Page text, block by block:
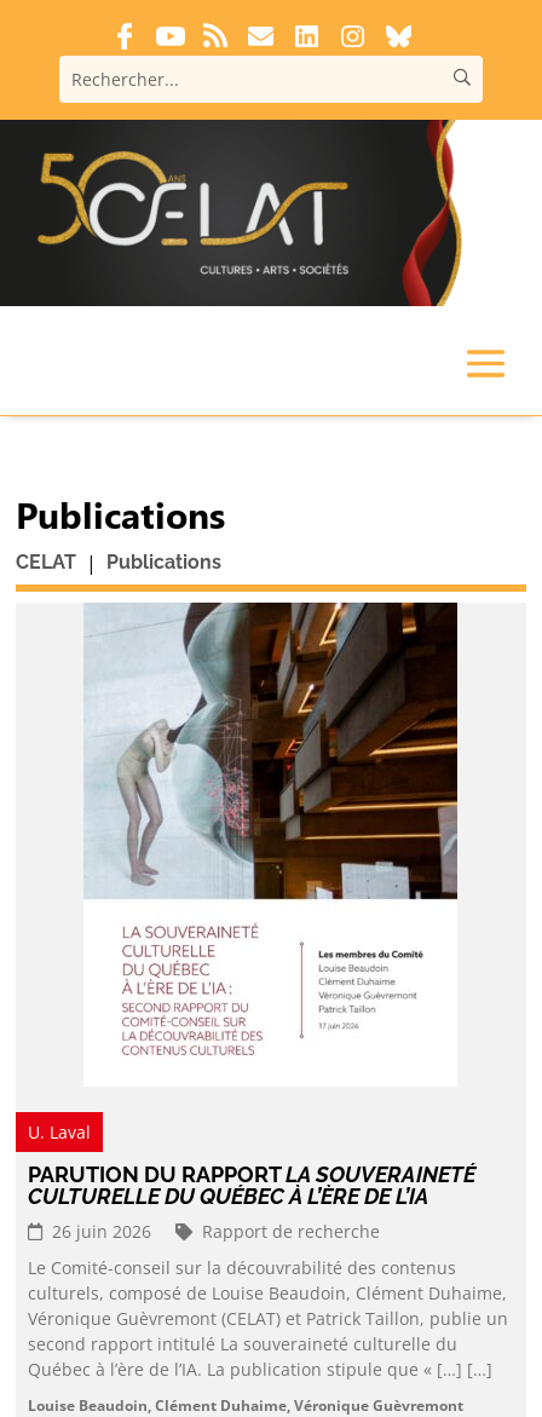
Publications
CELAT | Publications
U. Laval
PARUTION DU RAPPORTLA SOUVERAINETÉ
CULTURELLE DU QUÉBEC À L’ÈRE DE L’IA
26 juin 2026
Rapport de recherche
Le Comité-conseil sur la découvrabilité des contenus
culturels, composé de Louise Beaudoin, Clément Duhaime,
Véronique Guèvremont (CELAT) et Patrick Taillon, publie un
second rapport intitulé La souveraineté culturelle du
Québec à l’ère de l’IA. La publication stipule que « […] […]
Louise Beaudoin, Clément Duhaime, Véronique Guèvremont